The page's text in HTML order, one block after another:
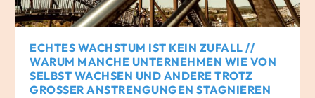
ECHTES WACHSTUM IST KEIN ZUFALL //
WARUM MANCHE UNTERNEHMEN WIE VON
SELBST WACHSEN UND ANDERE TROTZ
GROSSER ANSTRENGUNGEN STAGNIEREN